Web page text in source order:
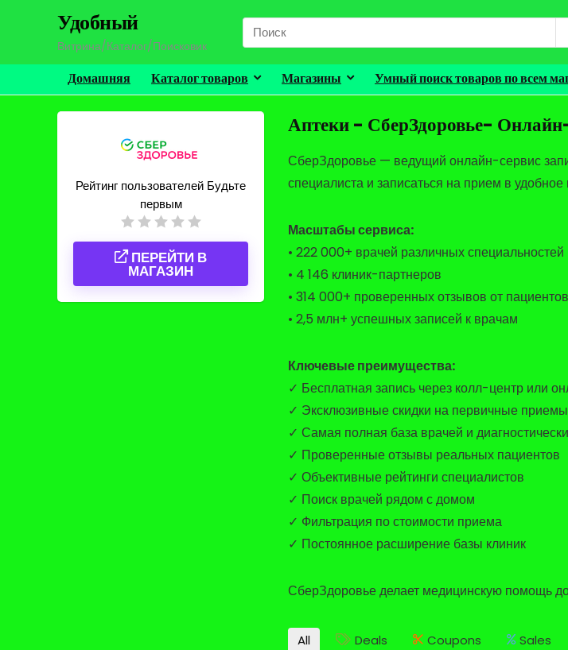
Удобный
Витрина/Каталог/Поисковик
Search
for:
Домашняя Каталог товаров Магазины Умный поиск товаров по всем
Аптеки - СберЗдоровье-
СберЗдоровье — ведущий онлайн-сервис
специалиста и записаться на прием в удобное
Масштабы сервиса:
• 222 000+ врачей различных специальностей
• 4 146 клиник-партнеров
• 314 000+ проверенных отзывов от пациентов
• 2,5 млн+ успешных записей к врачам
Ключевые преимущества:
✓ Бесплатная запись через колл-центр или
✓ Эксклюзивные скидки на первичные приемы
✓ Самая полная база врачей и
✓ Проверенные отзывы реальных пациентов
✓ Объективные рейтинги специалистов
✓ Поиск врачей рядом с домом
✓ Фильтрация по стоимости приема
✓ Постоянное расширение базы клиник
СберЗдоровье делает медицинскую помощь
Рейтинг пользователей Будьте
первым
ПЕРЕЙТИ В
МАГАЗИН
All Deals Coupons Sales